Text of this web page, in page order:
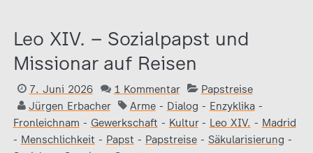
Leo XIV. – Sozialpapst und
Missionar auf Reisen
7. Juni 2026 1 Kommentar
Papstreise
Jürgen Erbacher
Arme- Dialog - Enzyklika-
Fronleichnam - Gewerkschaft - Kultur- Leo XIV. - Madrid
- Menschlichkeit - Papst - Papstreise- Säkularisierung -